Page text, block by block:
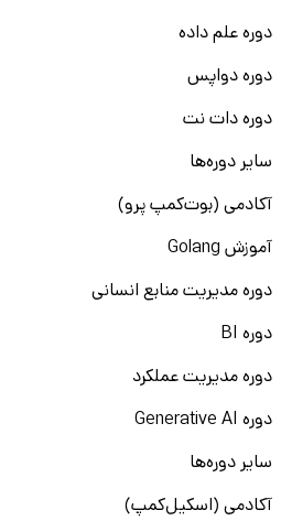
دوره علم داده
دوره دواپس
دوره دات نت
سایر دوره‌ها
آکادمی (بوت‌کمپ پرو)
آموزش Golang
دوره مدیریت منابع انسانی
دوره BI
دوره مدیریت عملکرد
دوره Generative AI
سایر دوره‌ها
آکادمی (اسکیل‌کمپ)